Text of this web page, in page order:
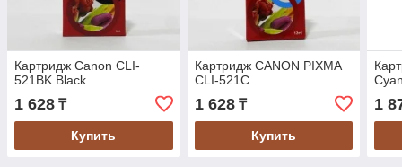
Картридж Canon CLI-
521BK Black
1 628 ₸
Купить
Картридж CANON PIXMA
CLI-521C
1 628₸
Купить
1